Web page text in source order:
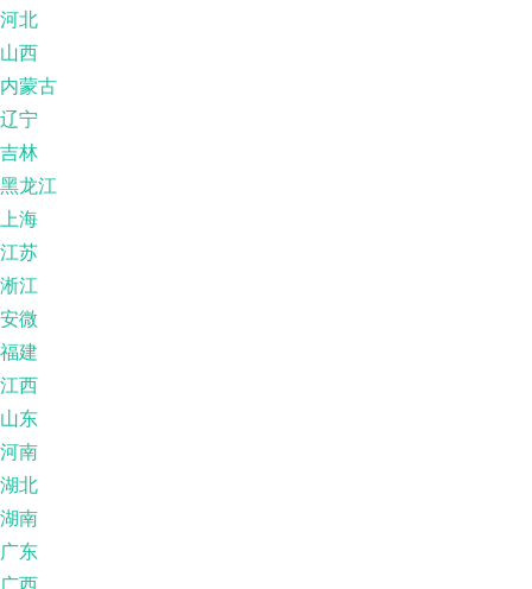
河北
山西
内蒙古
辽宁
吉林
黑龙江
上海
江苏
淅江
安微
福建
江西
山东
河南
湖北
湖南
广东